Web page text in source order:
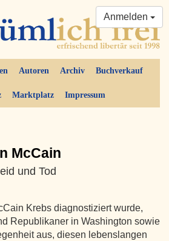
Autoren Archiv Buchverkauf
Marktplatz Impressum
Anmelden
McCain
und Tod
Krebs diagnostiziert wurde,
Republikaner in Washington sowie
aus, diesen lebenslangen